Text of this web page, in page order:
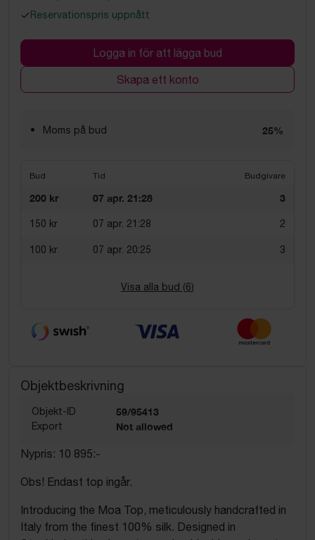
Reservationspris uppnått
Logga in för att lägga bud
Skapa ett konto
Moms på bud 25%
Bud Tid Budgivare
200 kr 07 apr. 21:28 3
150 kr 07 apr. 21:28 2
100 kr 07 apr. 20:25 3
Visa alla bud (6)
Objektbeskrivning
Objekt-ID 59/95413
Export Not allowed
Nypris: 10 895:-
Obs! Endast top ingår.
Introducing the Moa Top, meticulously handcrafted in
Italy from the finest 100% silk. Designed in